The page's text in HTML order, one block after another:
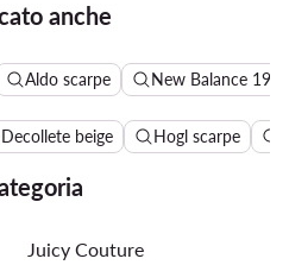
anche
Aldo scarpe New Balance
Decollete beige Hogl scarpe
Juicy Couture